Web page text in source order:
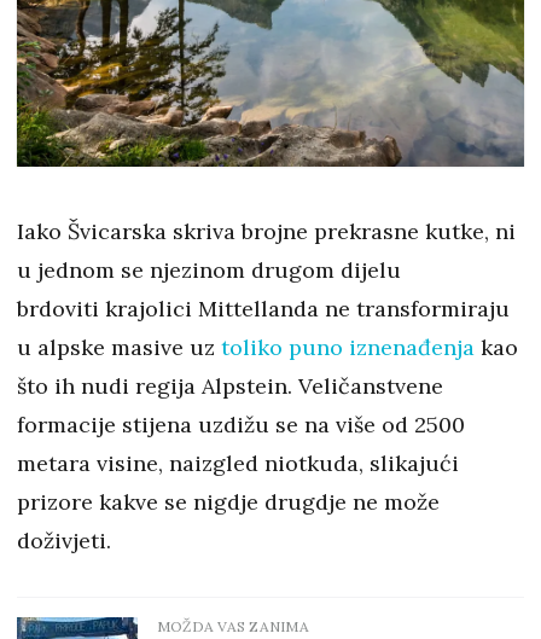
Iako Švicarska skriva brojne prekrasne kutke, ni
u jednom se njezinom drugom dijelu
brdoviti krajolici Mittellanda ne transformiraju
u alpske masive uz toliko puno iznenađenja kao
što ih nudi regija Alpstein. Veličanstvene
formacije stijena uzdižu se na više od 2500
metara visine, naizgled niotkuda, slikajući
prizore kakve se nigdje drugdje ne može
doživjeti.
MOŽDA VAS ZANIMA